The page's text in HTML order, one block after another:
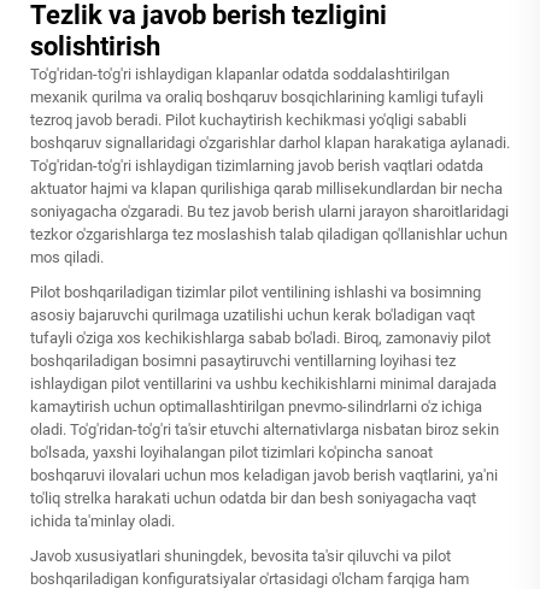
Tezlik va javob berish tezligini
solishtirish
To'g'ridan-to'g'ri ishlaydigan klapanlar odatda soddalashtirilgan
mexanik qurilma va oraliq boshqaruv bosqichlarining kamligi tufayli
tezroq javob beradi. Pilot kuchaytirish kechikmasi yo'qligi sababli
boshqaruv signallaridagi o'zgarishlar darhol klapan harakatiga aylanadi.
To'g'ridan-to'g'ri ishlaydigan tizimlarning javob berish vaqtlari odatda
aktuator hajmi va klapan qurilishiga qarab millisekundlardan bir necha
soniyagacha o'zgaradi. Bu tez javob berish ularni jarayon sharoitlaridagi
tezkor o'zgarishlarga tez moslashish talab qiladigan qo'llanishlar uchun
mos qiladi.
Pilot boshqariladigan tizimlar pilot ventilining ishlashi va bosimning
asosiy bajaruvchi qurilmaga uzatilishi uchun kerak bo'ladigan vaqt
tufayli o'ziga xos kechikishlarga sabab bo'ladi. Biroq, zamonaviy pilot
boshqariladigan bosimni pasaytiruvchi ventillarning loyihasi tez
ishlaydigan pilot ventillarini va ushbu kechikishlarni minimal darajada
kamaytirish uchun optimallashtirilgan pnevmo-silindrlarni o'z ichiga
oladi. To'g'ridan-to'g'ri ta'sir etuvchi alternativlarga nisbatan biroz sekin
bo'lsada, yaxshi loyihalangan pilot tizimlari ko'pincha sanoat
boshqaruvi ilovalari uchun mos keladigan javob berish vaqtlarini, ya'ni
to'liq strelka harakati uchun odatda bir dan besh soniyagacha vaqt
ichida ta'minlay oladi.
Javob xususiyatlari shuningdek, bevosita ta'sir qiluvchi va pilot
boshqariladigan konfiguratsiyalar o'rtasidagi o'lcham farqiga ham